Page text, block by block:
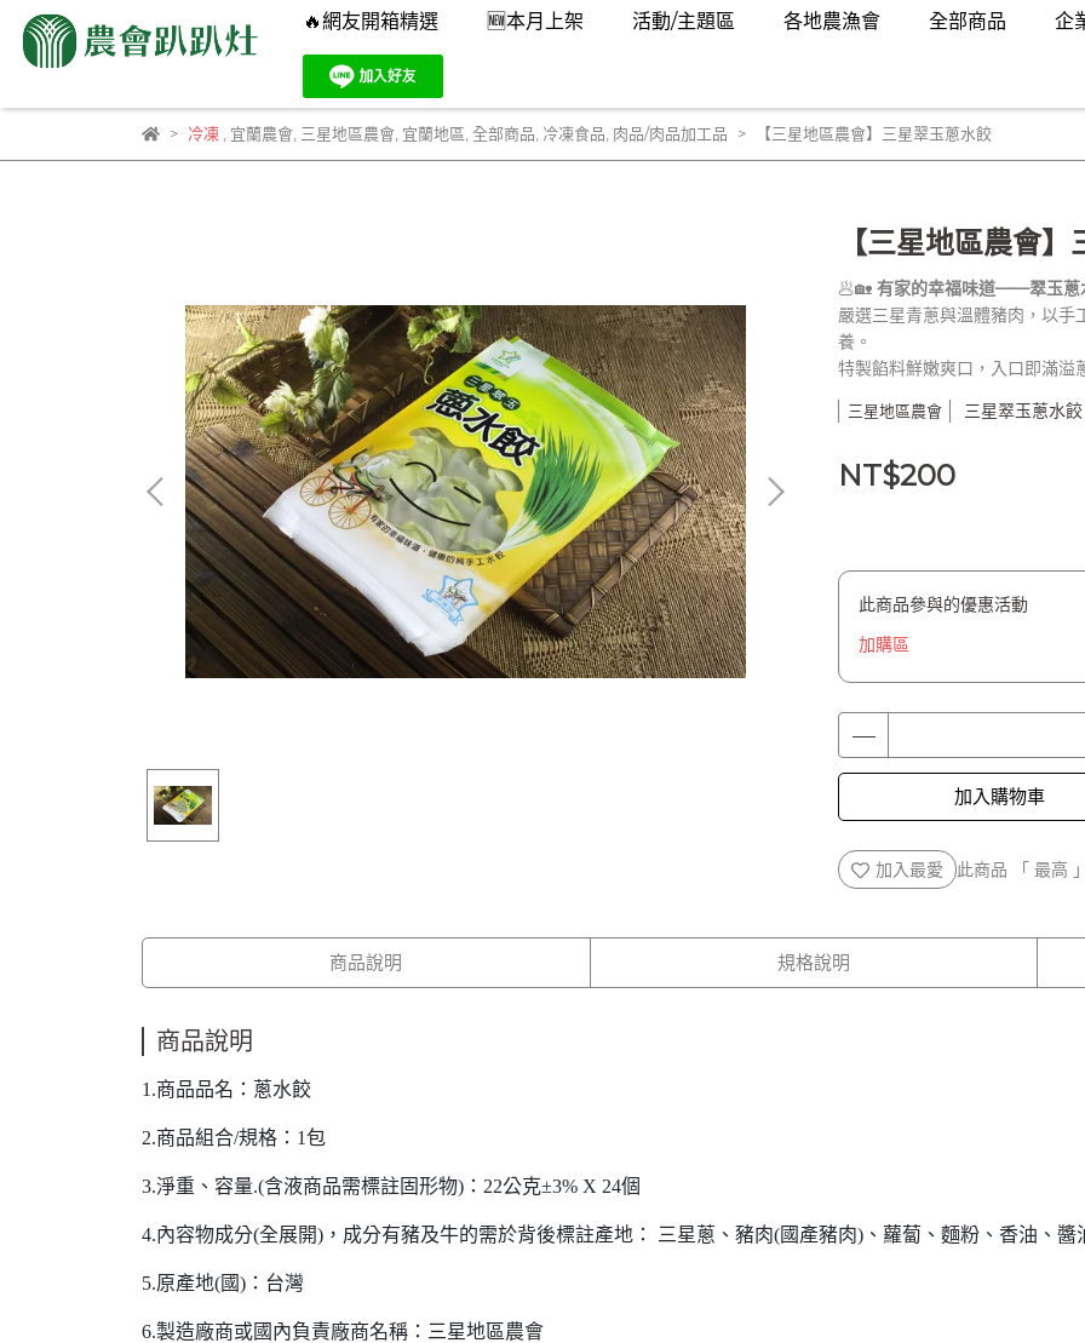
🔥網友開箱精選 🆕本月上架 活動/主題區 各地農漁會 全部商品 企
冷凍, 宜蘭農會, 三星地區農會, 宜蘭地區 全部商品 冷凍食品 肉品/肉品加工品 【三星地區農會】三星翠玉蔥水餃
【三星地區農會
🥟🏡 有家的幸福味道——翠玉蔥
嚴選三星青蔥與溫體豬肉，以
養。
特製餡料鮮嫩爽口，入口即滿溢
三星地區農會 三星翠玉蔥水餃
NT$200
此商品參與的優惠活動
加購區
加入購物車
加入最愛 此商品 「 最高
商品說明 規格說明
商品說明
1.商品品名：蔥水餃
2.商品組合/規格：1包
3.淨重、容量.(含液商品需標註固形物)：22公克±3% X 24個
4.內容物成分(全展開)，成分有豬及牛的需於背後標註產地： 三星蔥、豬肉(國產豬肉)、蘿蔔、麵粉、香油、醬
5.原產地(國)：台灣
6.製造廠商或國內負責廠商名稱：三星地區農會